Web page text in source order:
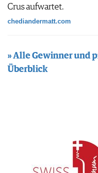
Crus aufwartet.
chediandermatt.com
» Alle Gewinner und
Überblick